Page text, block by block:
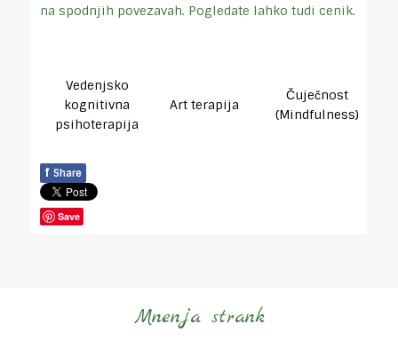
na spodnjih povezavah. Pogledate lahko tudi cenik.
Vedenjsko
kognitivna
psihoterapija
Art terapija
Čuječnost
(Mindfulness)
f Share
Save
Mnenja strank